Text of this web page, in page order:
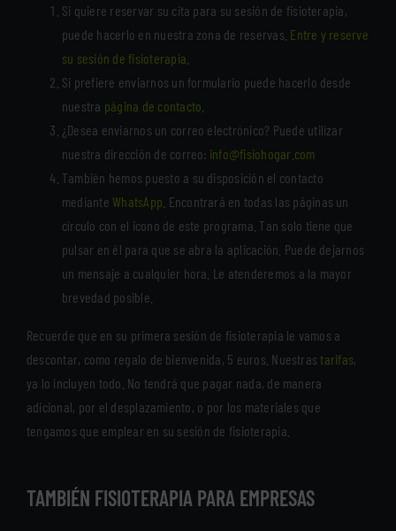
Si quiere reservar su cita para su sesión de fisioterapia,
puede hacerlo en nuestra zona de reservas. Entre y reserve
su sesión de fisioterapia
Si prefiere enviarnos un formulario puede hacerlo desde
nuestra página de contacto
¿Desea enviarnos un correo electrónico? Puede utilizar
nuestra dirección de correo: info@fisiohogar.com
También hemos puesto a su disposición el contacto
mediante WhatsApp . Encontrará en todas las páginas un
círculo con el icono de este programa. Tan solo tiene que
pulsar en él para que se abra la aplicación. Puede dejarnos
un mensaje a cualquier hora. Le atenderemos a la mayor
brevedad posible.
Recuerde que en su primera sesión de fisioterapia le vamos a
descontar, como regalo de bienvenida, 5 euros. Nuestrastarifas,
ya lo incluyen todo. No tendrá que pagar nada, de manera
adicional, por el desplazamiento, o por los materiales que
tengamos que emplear en su sesión de fisioterapia.
TAMBIÉN FISIOTERAPIA PARA EMPRESAS